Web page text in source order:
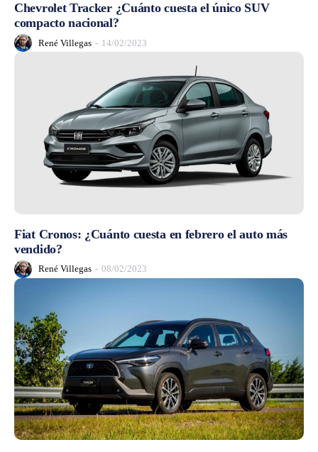
Chevrolet Tracker ¿Cuánto cuesta el único SUV
compacto nacional?
René Villegas - 14/02/2023
Fiat Cronos: ¿Cuánto cuesta en febrero el auto más
vendido?
René Villegas - 08/02/2023